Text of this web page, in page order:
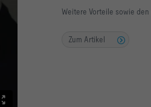
Weitere Vorteile sowie
Zum Artikel